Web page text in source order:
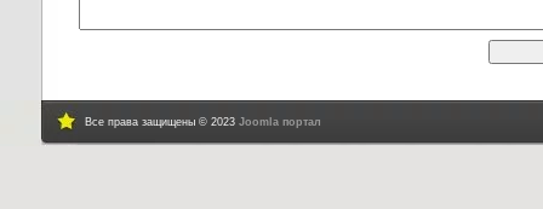
Все права защищены © 2023 Joomla портал